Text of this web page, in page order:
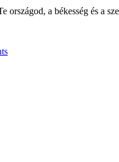
a békesség és a